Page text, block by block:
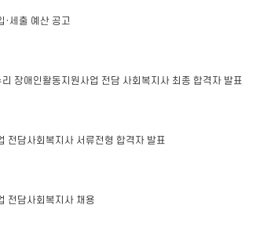
·세출 예산 공고
장애인활동지원사업 전담 사회복지사 최종 합격자 발표
전담사회복지사 서류전형 합격자 발표
전담사회복지사 채용